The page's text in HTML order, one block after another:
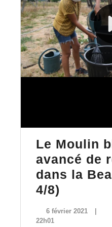
Le Moulin
avancé de
dans la
4/8)
6 février 20216
22h01